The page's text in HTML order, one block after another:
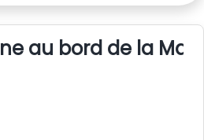
au bord de la